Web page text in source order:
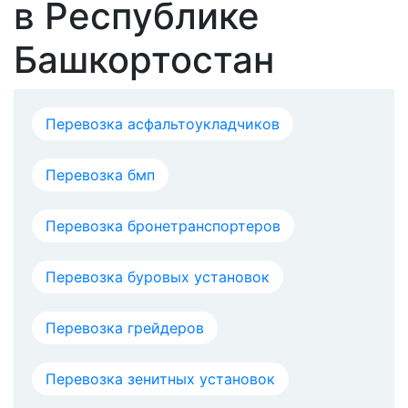
в Республике
Башкортостан
Перевозка асфальтоукладчиков
Перевозка бмп
Перевозка бронетранспортеров
Перевозка буровых установок
Перевозка грейдеров
Перевозка зенитных установок